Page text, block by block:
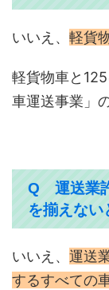
いいえ、 軽貨
軽貨物車と
車運送事業」
Q 運送業
を揃えない
いいえ、 運送
するすべての